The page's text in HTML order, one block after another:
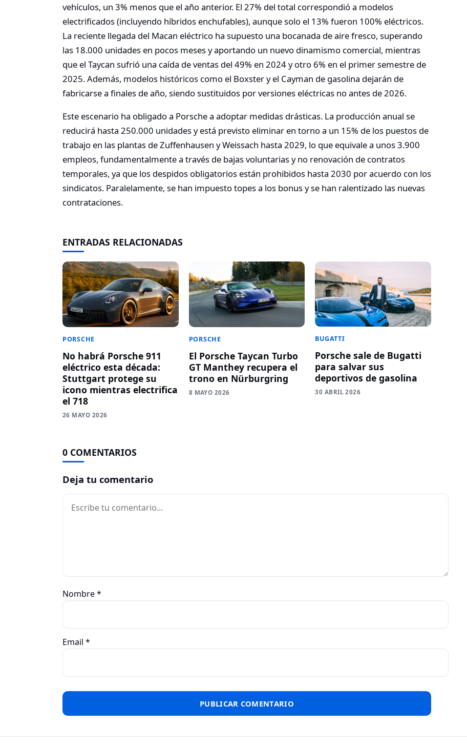
vehículos, un 3% menos que el año anterior. El 27% del total correspondió a modelos
electrificados (incluyendo híbridos enchufables), aunque solo el 13% fueron 100% eléctricos.
La reciente llegada del Macan eléctrico ha supuesto una bocanada de aire fresco, superando
las 18.000 unidades en pocos meses y aportando un nuevo dinamismo comercial, mientras
que el Taycan sufrió una caída de ventas del 49% en 2024 y otro 6% en el primer semestre de
2025. Además, modelos históricos como el Boxster y el Cayman de gasolina dejarán de
fabricarse a finales de año, siendo sustituidos por versiones eléctricas no antes de 2026.
Este escenario ha obligado a Porsche a adoptar medidas drásticas. La producción anual se
reducirá hasta 250.000 unidades y está previsto eliminar en torno a un 15% de los puestos de
trabajo en las plantas de Zuffenhausen y Weissach hasta 2029, lo que equivale a unos 3.900
empleos, fundamentalmente a través de bajas voluntarias y no renovación de contratos
temporales, ya que los despidos obligatorios están prohibidos hasta 2030 por acuerdo con los
sindicatos. Paralelamente, se han impuesto topes a los bonus y se han ralentizado las nuevas
contrataciones.
ENTRADAS RELACIONADAS
PORSCHE
No habrá Porsche 911
eléctrico esta década:
Stuttgart protege su
icono mientras electrifica
el 718
26 MAYO 2026
PORSCHE
El Porsche Taycan Turbo
GT Manthey recupera el
trono en Nürburgring
8 MAYO 2026
BUGATTI
Porsche sale de Bugatti
para salvar sus
deportivos de gasolina
30 ABRIL 2026
0 COMENTARIOS
Deja tu comentario
Comentario
Nombre*
Email *